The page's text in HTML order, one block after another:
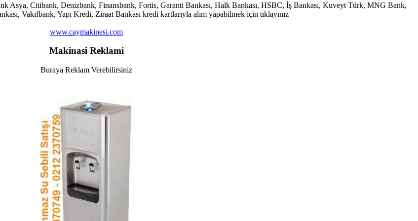
Asya, Citibank, Denizbank, Finansbank, Fortis, Garanti Bankası, Halk Bankası, HSBC, İş Bankası, Kuveyt Türk, MNG Bank,
Vakıfbank, Yapı Kredi, Ziraat Bankası kredi kartlarıyla alım yapabilmek için tıklayınız
www.caymakinesi.com
Makinasi Reklami
Buraya Reklam Verebilirsiniz